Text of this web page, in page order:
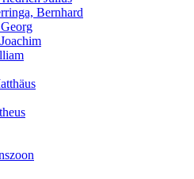
Bernhard